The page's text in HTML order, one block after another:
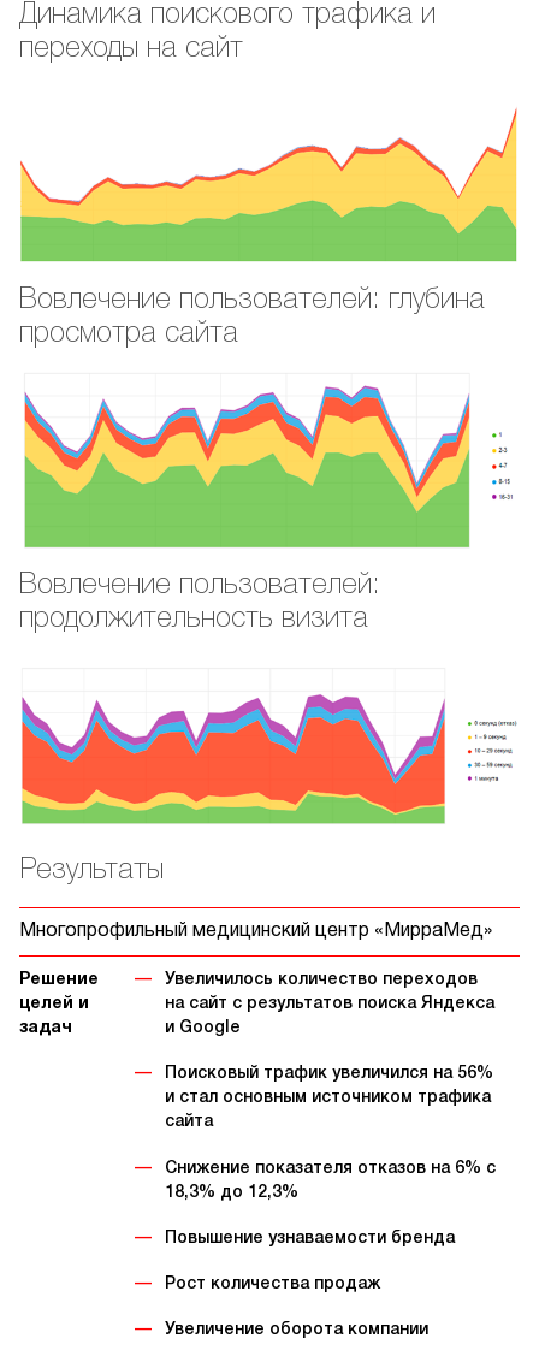
Динамика поискового трафика и
переходы на сайт
Вовлечение пользователей: глубина
просмотра сайта
Вовлечение пользователей:
продолжительность визита
Результаты
Многопрофильный медицинский центр «МирраМед»
Решение
целей и
задач
Увеличилось количество переходов
на сайт с результатов поиска Яндекса
и Google
Поисковый трафик увеличился на 56%
и стал основным источником трафика
сайта
Снижение показателя отказов на 6% с
18,3% до 12,3%
Повышение узнаваемости бренда
Рост количества продаж
Увеличение оборота компании